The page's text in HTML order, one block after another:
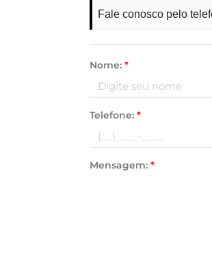
Fale conosco pelo
Nome: *
Telefone: *
Mensagem: *